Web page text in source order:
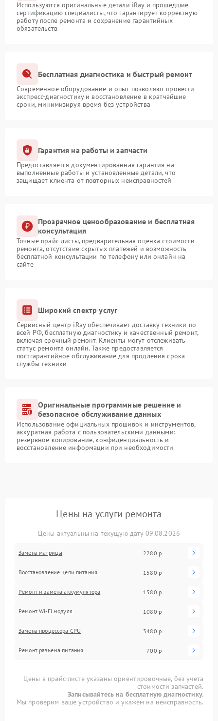
Используются оригинальные детали iRay и прошедшие
сертификацию специалисты, что гарантирует корректную
работу после ремонта и сохранение гарантийных
обязательств
Бесплатная диагностика и быстрый ремонт
Современное оборудование и опыт позволяют провести
экспресс-диагностику и восстановление в кратчайшие
сроки, минимизируя время без устройства
Гарантия на работы и запчасти
Предоставляется документированная гарантия на
выполненные работы и установленные детали, что
защищает клиента от повторных неисправностей
Прозрачное ценообразование и бесплатная
консультация
Точные прайс-листы, предварительная оценка стоимости
ремонта, отсутствие скрытых платежей и возможность
бесплатной консультации по телефону или онлайн на
сайте
Широкий спектр услуг
Сервисный центр iRay обеспечивает доставку техники по
всей РФ, бесплатную диагностику и качественный ремонт,
включая срочный ремонт. Клиенты могут отслеживать
статус ремонта онлайн. Также предоставляется
постгарантийное обслуживание для продления срока
службы техники
Оригинальные программные решение и
безопасное обслуживание данных
Использование официальных прошивок и инструментов,
аккуратная работа с пользовательскими данными:
резервное копирование, конфиденциальность и
восстановление информации при необходимости
Цены на услуги ремонта
Цены актуальны на текущую дату 09.08.2026
Замена матрицы 2280 р
Восстановление цепи питания 1580 р
Ремонт и замена аккумулятора 1580 р
Ремонт Wi-Fi модуля 1080 р
Замена процессора CPU 3480 р
Ремонт разъема питания 700 р
Цены в прайс-листе указаны ориентировочные, без учета
стоимости запчастей.
Записывайтесь на бесплатную диагностику.
Мы проверим ваше устройство и укажем на неисправность.